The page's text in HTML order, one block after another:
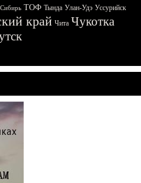
Сибирь ТОФ Тында Улан-Удэ Уссурийск
край Чита Чукотка